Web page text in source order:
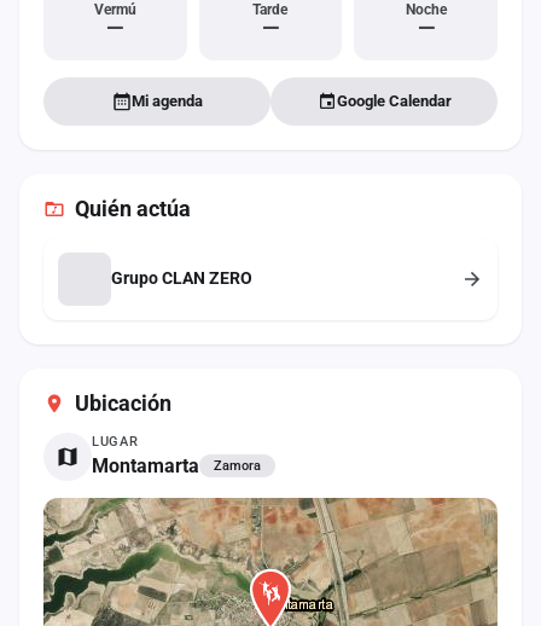
Ubicación
LUGAR
Montamarta Zamora
Vermú
—
Tarde
—
Noche
—
Mi agenda Google Calendar
Quién actúa
Grupo CLAN ZERO